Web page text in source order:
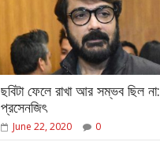
ছবিটা ফেলে রাখা আর সম্ভব ছিল না:
প্রসেনজিৎ
June 22, 2020 0